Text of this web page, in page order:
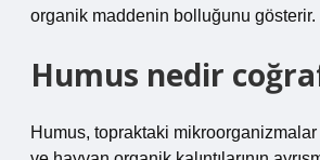
organik maddenin bolluğunu gösterir.
Humus nedir
Humus, topraktaki mikroorganizmalar